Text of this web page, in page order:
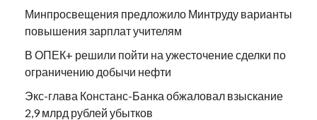
Минпросвещения предложило Минтруду варианты
повышения зарплат учителям
В ОПЕК+ решили пойти на ужесточение сделки по
ограничению добычи нефти
Экс-глава Констанс-Банка обжаловал взыскание
2,9 млрд рублей убытков